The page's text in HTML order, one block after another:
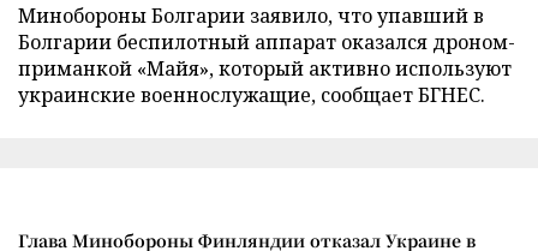
Минобороны Болгарии заявило, что упавший в
Болгарии беспилотный аппарат оказался дроном-
приманкой «Майя», который активно используют
украинские военнослужащие, сообщает БГНЕС.
Глава Минобороны Финляндии отказал Украине в